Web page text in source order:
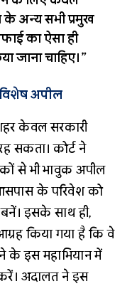
के अन्य सभी प्रमुख
का ऐसा ही
जाना चाहिए।”
अपील
केवल सरकारी
सकता। कोर्ट ने
से भी भावुक अपील
के परिवेश को
इसके साथ ही,
किया गया है कि वे
के इस महाभियान में
अदालत ने इस